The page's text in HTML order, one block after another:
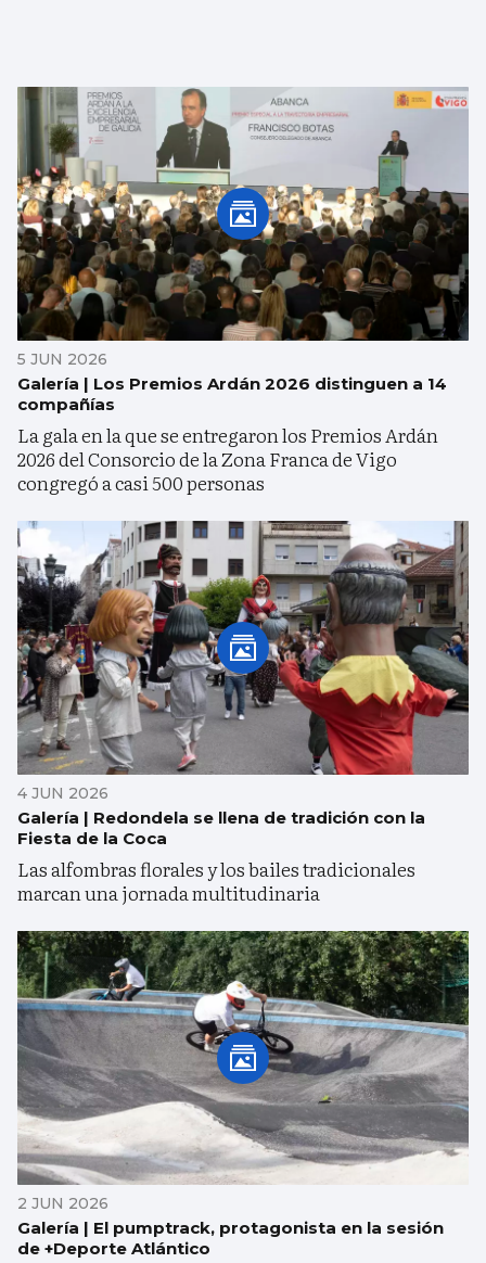
5 JUN 2026
Galería | Los Premios Ardán 2026 distinguen a 14
compañías
La gala en la que se entregaron los Premios Ardán
2026 del Consorcio de la Zona Franca de Vigo
congregó a casi 500 personas
4 JUN 2026
Galería | Redondela se llena de tradición con la
Fiesta de la Coca
Las alfombras florales y los bailes tradicionales
marcan una jornada multitudinaria
2 JUN 2026
Galería | El pumptrack, protagonista en la sesión
de +Deporte Atlántico